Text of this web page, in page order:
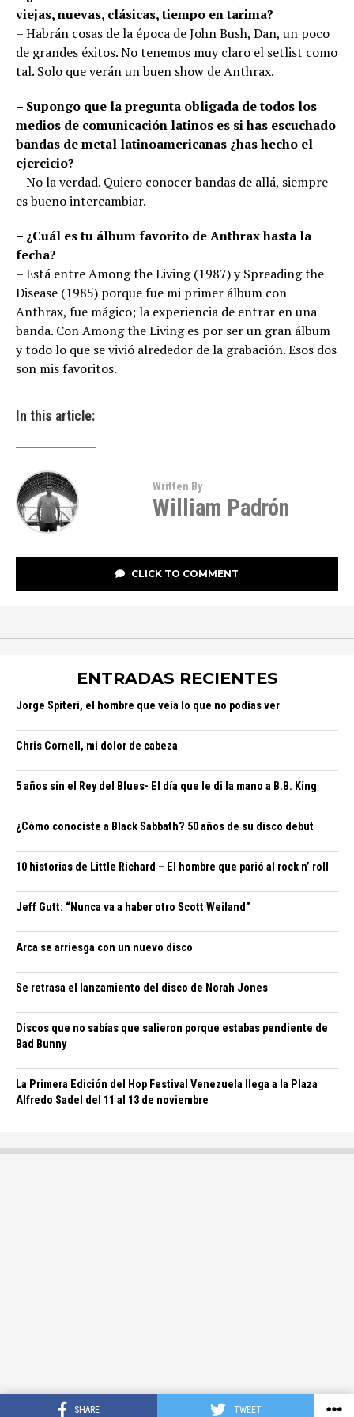
SHARE TWEET
viejas, nuevas, clásicas, tiempo en tarima?
– Habrán cosas de la época de John Bush, Dan, un poco
de grandes éxitos. No tenemos muy claro el setlist como
tal. Solo que verán un buen show de Anthrax.
– Supongo que la pregunta obligada de todos los
medios de comunicación latinos es si has escuchado
bandas de metal latinoamericanas ¿has hecho el
ejercicio?
– No la verdad. Quiero conocer bandas de allá, siempre
es bueno intercambiar.
– ¿Cuál es tu álbum favorito de Anthrax hasta la
fecha?
– Está entre Among the Living (1987) y Spreading the
Disease (1985) porque fue mi primer álbum con
Anthrax, fue mágico; la experiencia de entrar en una
banda. Con Among the Living es por ser un gran álbum
y todo lo que se vivió alrededor de la grabación. Esos dos
son mis favoritos.
In this article:
Written By
William Padrón
CLICK TO COMMENT
ENTRADAS RECIENTES
Jorge Spiteri, el hombre que veía lo que no podías ver
Chris Cornell, mi dolor de cabeza
5 años sin el Rey del Blues- El día que le di la mano a B.B. King
¿Cómo conociste a Black Sabbath? 50 años de su disco debut
10 historias de Little Richard – El hombre que parió al rock n’ roll
Jeff Gutt: “Nunca va a haber otro Scott Weiland”
Arca se arriesga con un nuevo disco
Se retrasa el lanzamiento del disco de Norah Jones
Discos que no sabías que salieron porque estabas pendiente de
Bad Bunny
La Primera Edición del Hop Festival Venezuela llega a la Plaza
Alfredo Sadel del 11 al 13 de noviembre